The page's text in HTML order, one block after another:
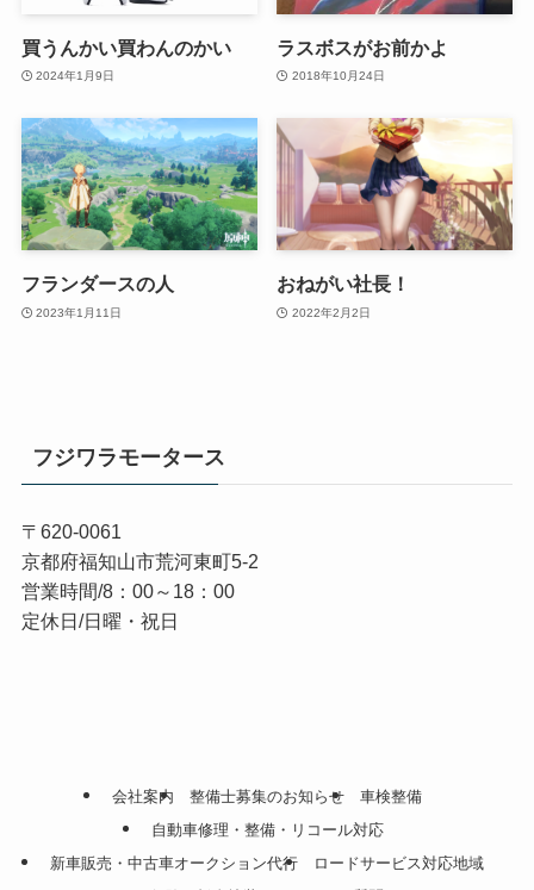
買うんかい買わんのかい
2024年1月9日
ラスボスがお前かよ
2018年10月24日
フランダースの人
2023年1月11日
おねがい社長！
2022年2月2日
フジワラモータース
〒620-0061
京都府福知山市荒河東町5-2
営業時間/8：00～18：00
定休日/日曜・祝日
会社案内 整備士募集のお知らせ
車検整備
自動車修理・整備・リコール対応
新車販売・中古車オークション代行
ロードサービス対応地域